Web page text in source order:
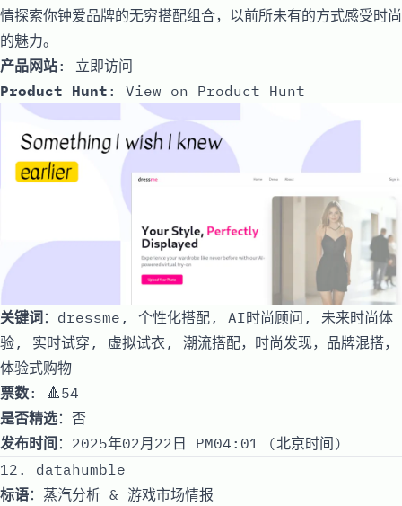
情探索你钟爱品牌的无穷搭配组合，以前所未有的方式感受时尚
的魅力。
产品网站: 立即访问
Product Hunt : View on Product Hunt
关键词：dressme, 个性化搭配, AI时尚顾问, 未来时尚体
验, 实时试穿, 虚拟试衣, 潮流搭配，时尚发现，品牌混搭，
体验式购物
票数: 🔺54
是否精选：否
发布时间 ：2025年02月22日 PM04:01 (北京时间)
12. datahumble
标语：蒸汽分析 & 游戏市场情报